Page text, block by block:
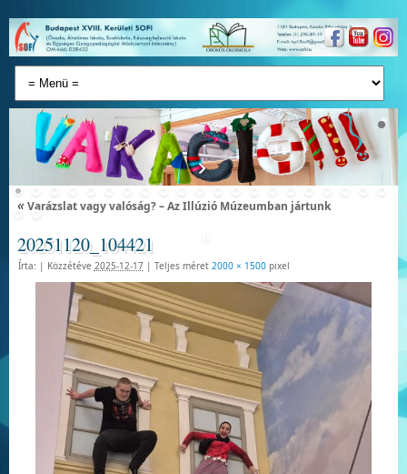
«Varázslat vagy valóság? – Az Illúzió Múzeumban jártunk
20251120_104421
Írta: | Közzétéve 2025-12-17 | Teljes méret 2000 × 1500pixel